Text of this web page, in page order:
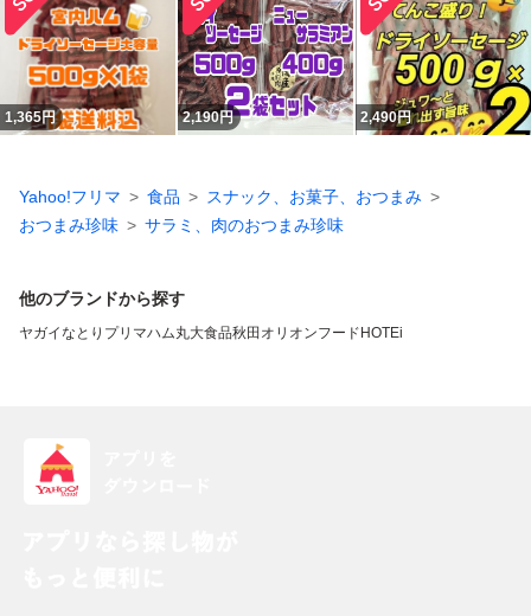
1,365円 2,190円 2,490円
Yahoo!フリマ 食品
スナック、お菓子、おつまみ
おつまみ珍味
サラミ、肉のおつまみ珍味
他のブランドから探す
ヤガイなとり プリマハム丸大食品秋田オリオンフード HOTEi